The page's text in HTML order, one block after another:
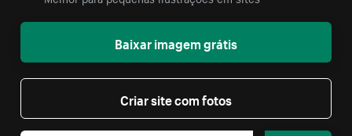
Baixar imagem grátis
Criar site com fotos